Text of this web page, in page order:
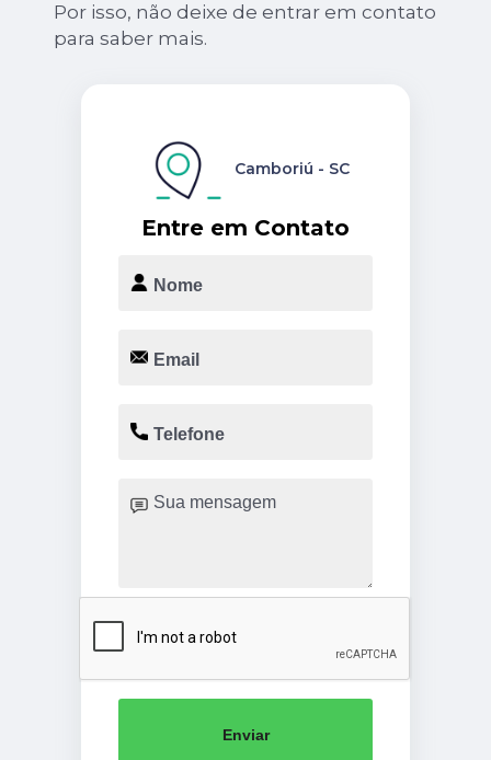
Por isso, não deixe de entrar em contato
para saber mais.
Entre em Contato
Camboriú - SC
Enviar